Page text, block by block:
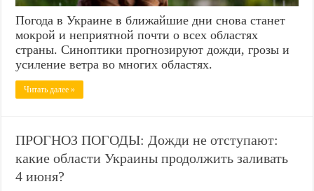
Погода в Украине в ближайшие дни снова станет
мокрой и неприятной почти о всех областях
страны. Синоптики прогнозируют дожди, грозы и
усиление ветра во многих областях.
Читать далее »
ПРОГНОЗ ПОГОДЫ: Дожди не отступают:
какие области Украины продолжить заливать
4 июня?